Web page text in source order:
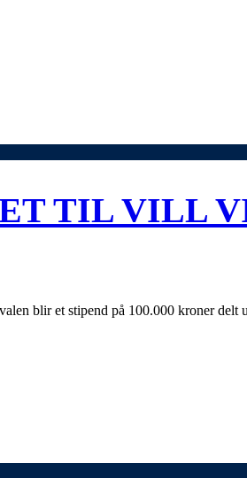
TIL VILL
blir et stipend på 100.000 kroner delt